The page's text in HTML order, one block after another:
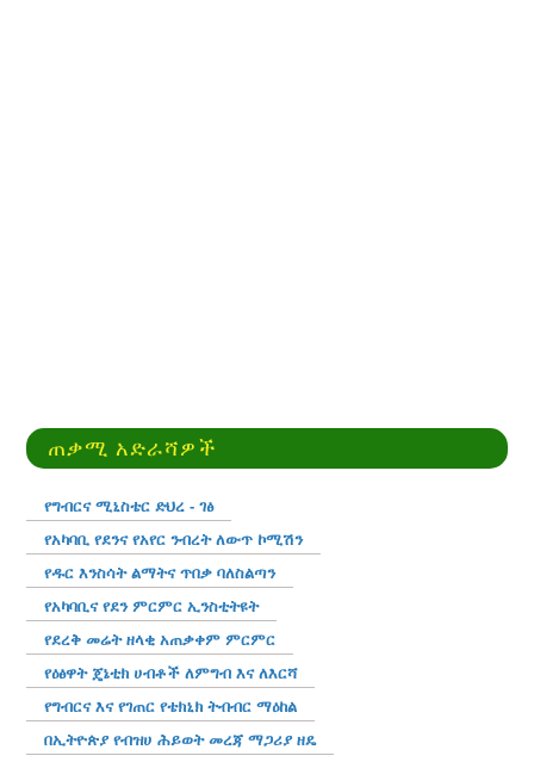
ጠቃሚ አድራሻዎች
የግብርና ሚኒስቴር ድህረ - ገፅ
የአካባቢ የደንና የአየር ንብረት ለውጥ ኮሚሽን
የዱር እንስሳት ልማትና ጥበቃ ባለስልጣን
የአካባቢና የደን ምርምር ኢንስቲትዩት
የደረቅ መሬት ዘላቂ አጠቃቀም ምርምር
የዕፅዋት ጄኔቲክ ሀብቶች ለምግብ እና ለእርሻ
የግብርና እና የገጠር የቴክኒክ ትብብር ማዕከል
በኢትዮጵያ የብዝሀ ሕይወት መረጃ ማጋሪያ ዘዴ